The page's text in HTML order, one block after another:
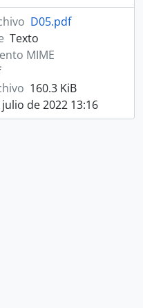
D05.pdf
Texto
MIME
160.3 KiB
de 2022 13:16